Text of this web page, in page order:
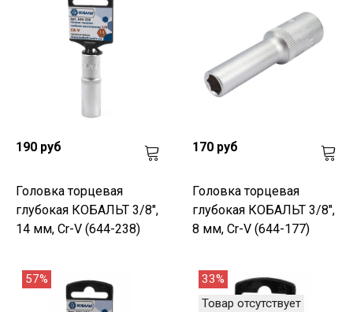
190 руб
Головка торцевая
глубокая КОБАЛЬТ 3/8",
14 мм, Cr-V (644-238)
170 руб
Головка торцевая
глубокая КОБАЛЬТ 3/8",
8 мм, Cr-V (644-177)
57%
33%
Товар отсутствует